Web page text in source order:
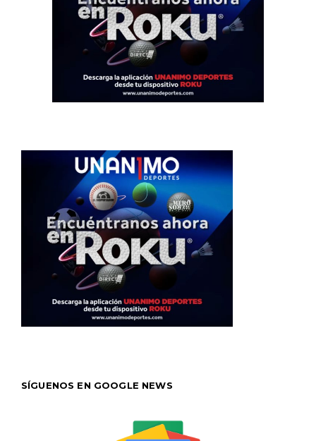
SÍGUENOS EN GOOGLE NEWS